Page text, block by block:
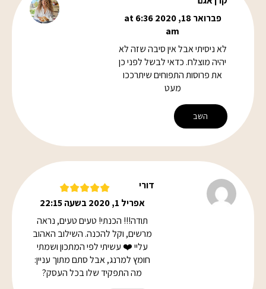
פברואר 18, 2020 at 6:36
am
לא ניסיתי אבל אין סיבה שזה לא
יהיה מוצלח. כדאי לבשל לפני כן
את פרוסות התפוחים שיתרככו
מעט
השב
דורי
אפריל 1, 2020 בשעה 22:15
תודה!!! הכנתי! טעים טעים, נראה
מרשים, וקל להכנה. השילוב האהוב
עליי ❤️ עשיתי לפי המתכון ושמתי
חומץ למרנג, אבל סתם מתוך עניין:
מה התפקיד שלו בכל העסק?